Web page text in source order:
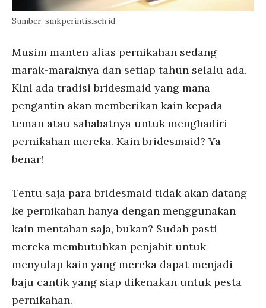
Sumber: smkperintis.sch.id
Musim manten alias pernikahan sedang
marak-maraknya dan setiap tahun selalu ada.
Kini ada tradisi bridesmaid yang mana
pengantin akan memberikan kain kepada
teman atau sahabatnya untuk menghadiri
pernikahan mereka. Kain bridesmaid? Ya
benar!
Tentu saja para bridesmaid tidak akan datang
ke pernikahan hanya dengan menggunakan
kain mentahan saja, bukan? Sudah pasti
mereka membutuhkan penjahit untuk
menyulap kain yang mereka dapat menjadi
baju cantik yang siap dikenakan untuk pesta
pernikahan.